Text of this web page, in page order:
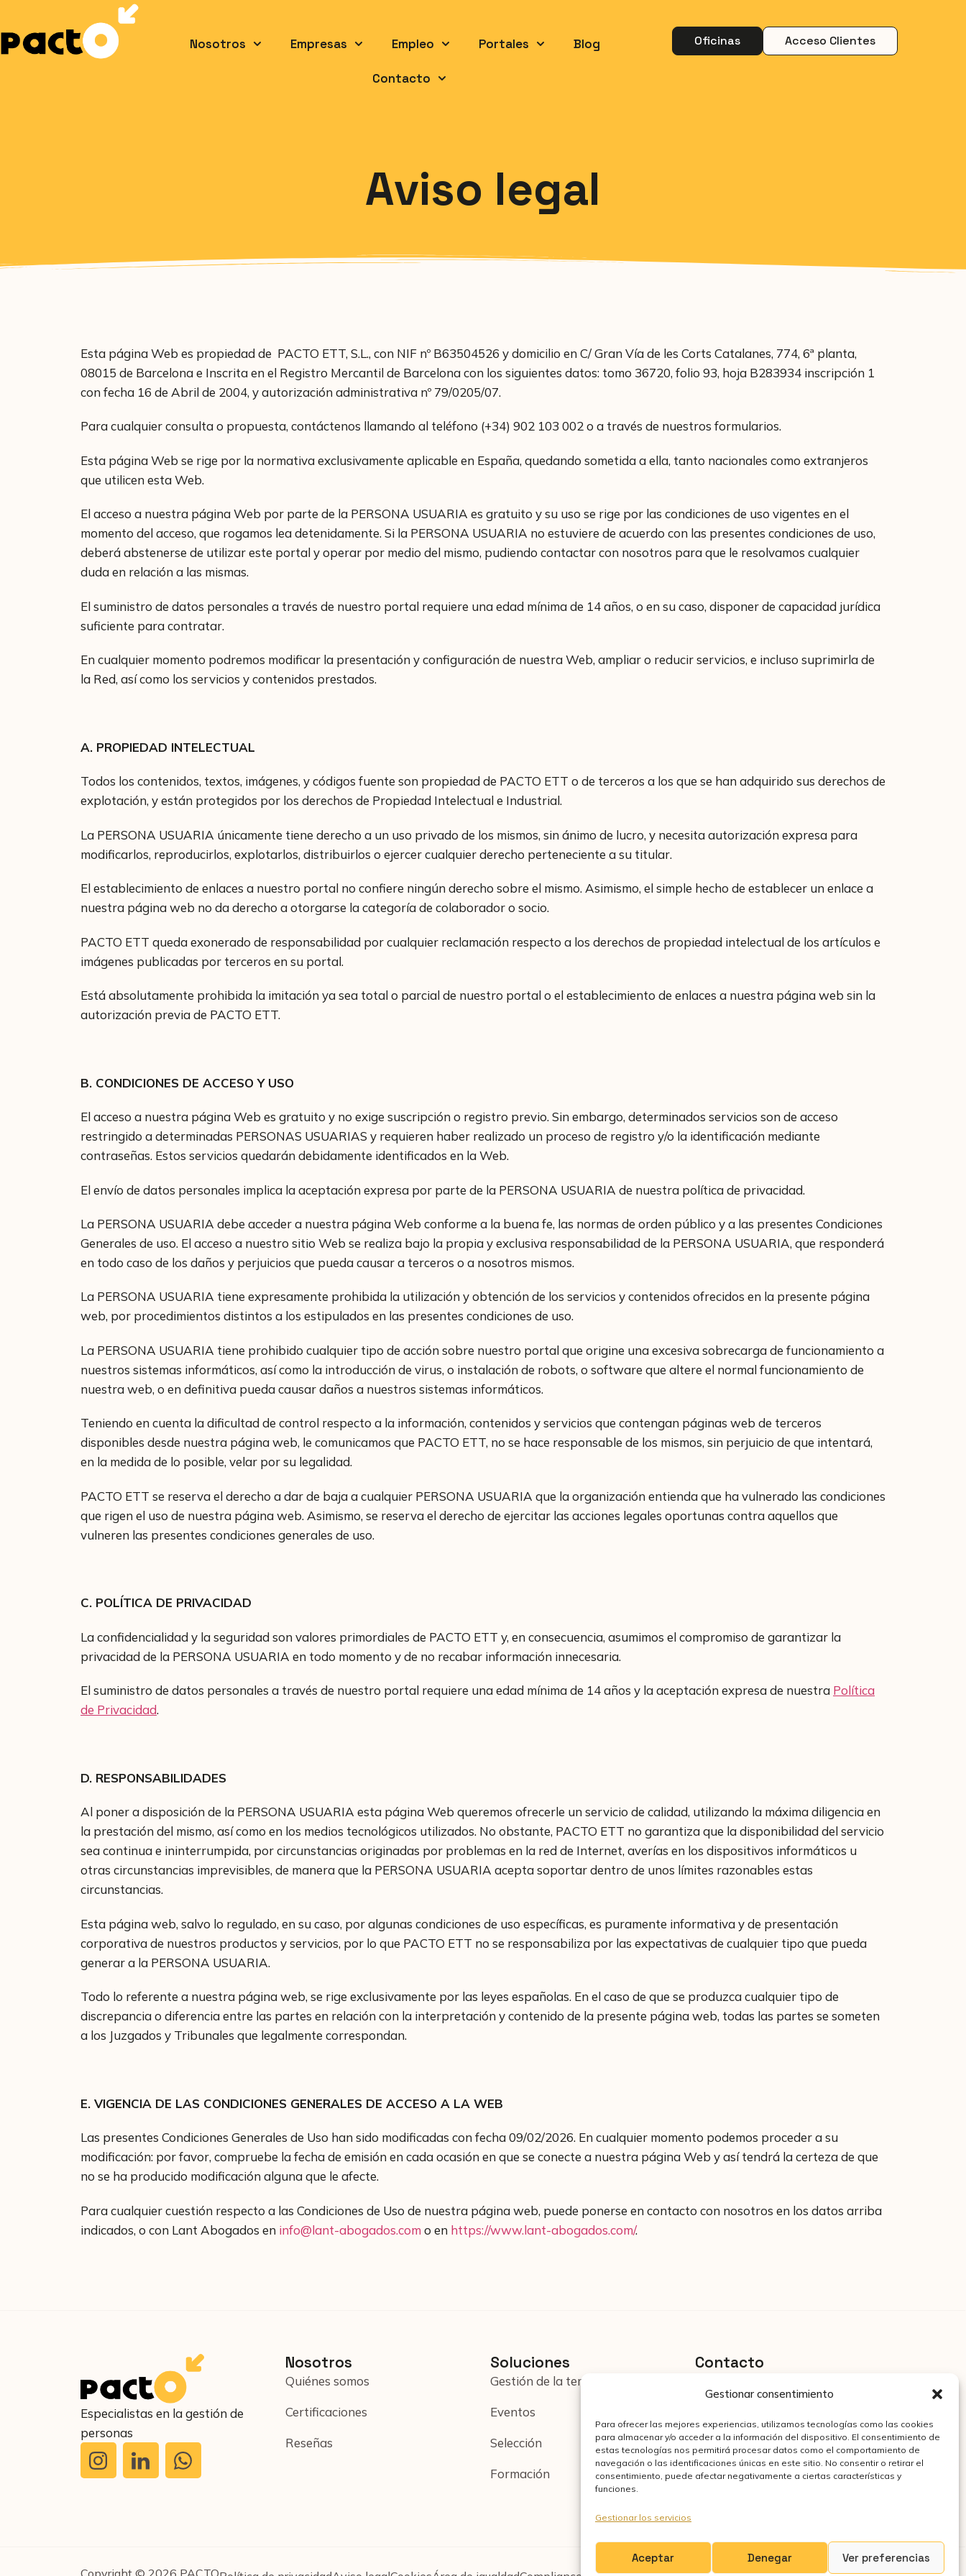
Gestionar consentimiento
Para ofrecer las mejores experiencias, utilizamos tecnologías como las cookies
para almacenar y/o acceder a la información del dispositivo. El consentimiento de
estas tecnologías nos permitirá procesar datos como el comportamiento de
navegación o las identificaciones únicas en este sitio. No consentir o retirar el
consentimiento, puede afectar negativamente a ciertas características y
funciones.
Gestionar los servicios
Aceptar Denegar Ver preferencias
Nosotros Empresas Empleo Portales Blog
Contacto
Oficinas Acceso Clientes
Aviso legal
Esta página Web es propiedad de PACTO ETT, S.L., con NIF nº B63504526 y domicilio en C/ Gran Vía de les Corts Catalanes, 774, 6ª planta,
08015 de Barcelona e Inscrita en el Registro Mercantil de Barcelona con los siguientes datos: tomo 36720, folio 93, hoja B283934 inscripción 1
con fecha 16 de Abril de 2004, y autorización administrativa nº 79/0205/07.
Para cualquier consulta o propuesta, contáctenos llamando al teléfono (+34) 902 103 002 o a través de nuestros formularios.
Esta página Web se rige por la normativa exclusivamente aplicable en España, quedando sometida a ella, tanto nacionales como extranjeros
que utilicen esta Web.
El acceso a nuestra página Web por parte de la PERSONA USUARIA es gratuito y su uso se rige por las condiciones de uso vigentes en el
momento del acceso, que rogamos lea detenidamente. Si la PERSONA USUARIA no estuviere de acuerdo con las presentes condiciones de uso,
deberá abstenerse de utilizar este portal y operar por medio del mismo, pudiendo contactar con nosotros para que le resolvamos cualquier
duda en relación a las mismas.
El suministro de datos personales a través de nuestro portal requiere una edad mínima de 14 años, o en su caso, disponer de capacidad jurídica
suficiente para contratar.
En cualquier momento podremos modificar la presentación y configuración de nuestra Web, ampliar o reducir servicios, e incluso suprimirla de
la Red, así como los servicios y contenidos prestados.
A. PROPIEDAD INTELECTUAL
Todos los contenidos, textos, imágenes, y códigos fuente son propiedad de PACTO ETT o de terceros a los que se han adquirido sus derechos de
explotación, y están protegidos por los derechos de Propiedad Intelectual e Industrial.
La PERSONA USUARIA únicamente tiene derecho a un uso privado de los mismos, sin ánimo de lucro, y necesita autorización expresa para
modificarlos, reproducirlos, explotarlos, distribuirlos o ejercer cualquier derecho perteneciente a su titular.
El establecimiento de enlaces a nuestro portal no confiere ningún derecho sobre el mismo. Asimismo, el simple hecho de establecer un enlace a
nuestra página web no da derecho a otorgarse la categoría de colaborador o socio.
PACTO ETT queda exonerado de responsabilidad por cualquier reclamación respecto a los derechos de propiedad intelectual de los artículos e
imágenes publicadas por terceros en su portal.
Está absolutamente prohibida la imitación ya sea total o parcial de nuestro portal o el establecimiento de enlaces a nuestra página web sin la
autorización previa de PACTO ETT.
B. CONDICIONES DE ACCESO Y USO
El acceso a nuestra página Web es gratuito y no exige suscripción o registro previo. Sin embargo, determinados servicios son de acceso
restringido a determinadas PERSONAS USUARIAS y requieren haber realizado un proceso de registro y/o la identificación mediante
contraseñas. Estos servicios quedarán debidamente identificados en la Web.
El envío de datos personales implica la aceptación expresa por parte de la PERSONA USUARIA de nuestra política de privacidad.
La PERSONA USUARIA debe acceder a nuestra página Web conforme a la buena fe, las normas de orden público y a las presentes Condiciones
Generales de uso. El acceso a nuestro sitio Web se realiza bajo la propia y exclusiva responsabilidad de la PERSONA USUARIA, que responderá
en todo caso de los daños y perjuicios que pueda causar a terceros o a nosotros mismos.
La PERSONA USUARIA tiene expresamente prohibida la utilización y obtención de los servicios y contenidos ofrecidos en la presente página
web, por procedimientos distintos a los estipulados en las presentes condiciones de uso.
La PERSONA USUARIA tiene prohibido cualquier tipo de acción sobre nuestro portal que origine una excesiva sobrecarga de funcionamiento a
nuestros sistemas informáticos, así como la introducción de virus, o instalación de robots, o software que altere el normal funcionamiento de
nuestra web, o en definitiva pueda causar daños a nuestros sistemas informáticos.
Teniendo en cuenta la dificultad de control respecto a la información, contenidos y servicios que contengan páginas web de terceros
disponibles desde nuestra página web, le comunicamos que PACTO ETT, no se hace responsable de los mismos, sin perjuicio de que intentará,
en la medida de lo posible, velar por su legalidad.
PACTO ETT se reserva el derecho a dar de baja a cualquier PERSONA USUARIA que la organización entienda que ha vulnerado las condiciones
que rigen el uso de nuestra página web. Asimismo, se reserva el derecho de ejercitar las acciones legales oportunas contra aquellos que
vulneren las presentes condiciones generales de uso.
C. POLÍTICA DE PRIVACIDAD
La confidencialidad y la seguridad son valores primordiales de PACTO ETT y, en consecuencia, asumimos el compromiso de garantizar la
privacidad de la PERSONA USUARIA en todo momento y de no recabar información innecesaria.
El suministro de datos personales a través de nuestro portal requiere una edad mínima de 14 años y la aceptación expresa de nuestra Política
de Privacidad.
D. RESPONSABILIDADES
Al poner a disposición de la PERSONA USUARIA esta página Web queremos ofrecerle un servicio de calidad, utilizando la máxima diligencia en
la prestación del mismo, así como en los medios tecnológicos utilizados. No obstante, PACTO ETT no garantiza que la disponibilidad del servicio
sea continua e ininterrumpida, por circunstancias originadas por problemas en la red de Internet, averías en los dispositivos informáticos u
otras circunstancias imprevisibles, de manera que la PERSONA USUARIA acepta soportar dentro de unos límites razonables estas
circunstancias.
Esta página web, salvo lo regulado, en su caso, por algunas condiciones de uso específicas, es puramente informativa y de presentación
corporativa de nuestros productos y servicios, por lo que PACTO ETT no se responsabiliza por las expectativas de cualquier tipo que pueda
generar a la PERSONA USUARIA.
Todo lo referente a nuestra página web, se rige exclusivamente por las leyes españolas. En el caso de que se produzca cualquier tipo de
discrepancia o diferencia entre las partes en relación con la interpretación y contenido de la presente página web, todas las partes se someten
a los Juzgados y Tribunales que legalmente correspondan.
E. VIGENCIA DE LAS CONDICIONES GENERALES DE ACCESO A LA WEB
Las presentes Condiciones Generales de Uso han sido modificadas con fecha 09/02/2026. En cualquier momento podemos proceder a su
modificación: por favor, compruebe la fecha de emisión en cada ocasión en que se conecte a nuestra página Web y así tendrá la certeza de que
no se ha producido modificación alguna que le afecte.
Para cualquier cuestión respecto a las Condiciones de Uso de nuestra página web, puede ponerse en contacto con nosotros en los datos arriba
indicados, o con Lant Abogados en info@lant-abogados.com o en https://www.lant-abogados.com/.
Especialistas en la gestión de
personas
Nosotros
Quiénes somos
Certificaciones
Reseñas
Soluciones
Gestión de la temporalidad
Eventos
Selección
Formación
Contacto
Oficinas
Contacta con nosotros